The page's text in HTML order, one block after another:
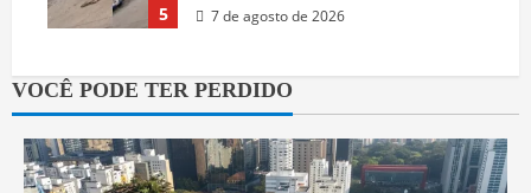
5
7 de agosto de 2026
VOCÊ PODE TER PERDIDO